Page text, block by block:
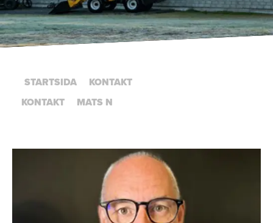
Kontakt
Butiken
STARTSIDA
KONTAKT
KONTAKT
MATS N